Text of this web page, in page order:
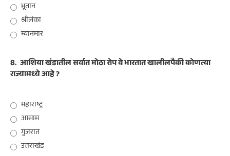
भूतान
श्रीलंका
म्यानमार
8. आशिया खंडातील सर्वात मोठा रोप वे भारतात खालीलपैकी कोणत्या
राज्यामध्ये आहे ?
महाराष्ट्र
आसाम
गुजरात
उत्तराखंड